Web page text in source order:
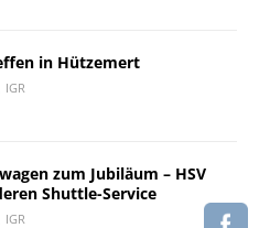
in Hützemert
IGR
zum Jubiläum – HSV
Shuttle-Service
IGR